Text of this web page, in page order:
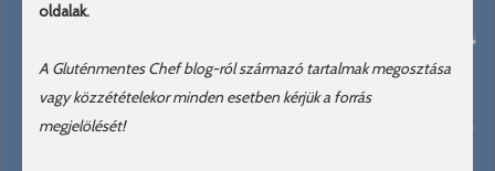
oldalak.
A Gluténmentes Chef blog-ról származó tartalmak megosztása
vagy közzétételekor minden esetben kérjük a forrás
megjelölését!